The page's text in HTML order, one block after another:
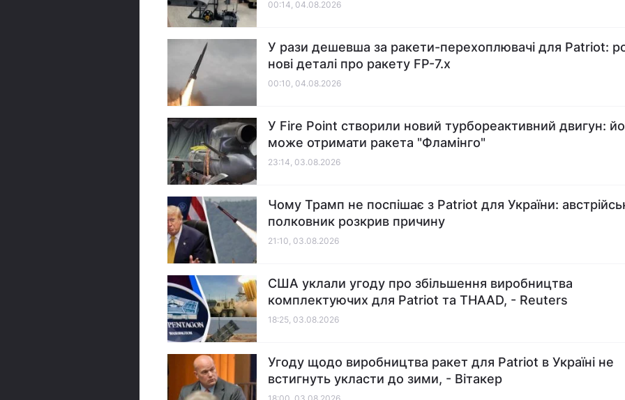
00:14, 04.08.2026
У рази дешевша за ракети-перехоплювачі для Patriot:
нові деталі про ракету FP-7.x
00:10, 04.08.2026
У Fire Point створили новий турбореактивний двигун:
може отримати ракета "Фламінго"
23:14, 03.08.2026
Чому Трамп не поспішає з Patriot для України:
полковник розкрив причину
21:10, 03.08.2026
США уклали угоду про збільшення виробництва
комплектуючих для Patriot та THAAD, - Reuters
18:25, 03.08.2026
Угоду щодо виробництва ракет для Patriot в Україні не
встигнуть укласти до зими, - Вітакер